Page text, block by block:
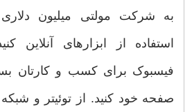
به شرکت مولتی میلیون دلاری
استفاده از ابزارهای آنلاین
فیسبوک برای کسب و کارتان
صفحه خود کنید. از توئیتر و